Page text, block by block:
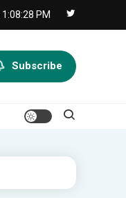
1:08:29 PM
Subscribe